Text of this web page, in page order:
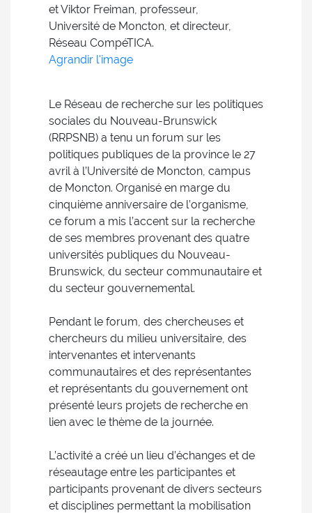
et Viktor Freiman, professeur,
Université de Moncton, et directeur,
Réseau CompéTICA.
Agrandir l'image
Le Réseau de recherche sur les politiques
sociales du Nouveau-Brunswick
(RRPSNB) a tenu un forum sur les
politiques publiques de la province le 27
avril à l’Université de Moncton, campus
de Moncton. Organisé en marge du
cinquième anniversaire de l’organisme,
ce forum a mis l’accent sur la recherche
de ses membres provenant des quatre
universités publiques du Nouveau-
Brunswick, du secteur communautaire et
du secteur gouvernemental.
Pendant le forum, des chercheuses et
chercheurs du milieu universitaire, des
intervenantes et intervenants
communautaires et des représentantes
et représentants du gouvernement ont
présenté leurs projets de recherche en
lien avec le thème de la journée.
L’activité a créé un lieu d’échanges et de
réseautage entre les participantes et
participants provenant de divers secteurs
et disciplines permettant la mobilisation